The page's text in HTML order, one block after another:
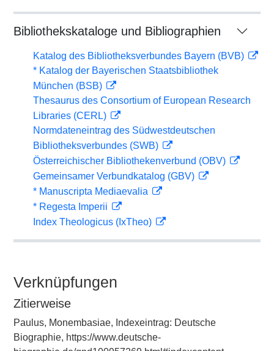
Bibliothekskataloge und Bibliographien
Katalog des Bibliotheksverbundes Bayern (BVB)
* Katalog der Bayerischen Staatsbibliothek
München (BSB)
Thesaurus des Consortium of European Research
Libraries (CERL)
Normdateneintrag des Südwestdeutschen
Bibliotheksverbundes (SWB)
Österreichischer Bibliothekenverbund (OBV)
Gemeinsamer Verbundkatalog (GBV)
* Manuscripta Mediaevalia
* Regesta Imperii
Index Theologicus (IxTheo)
Verknüpfungen
Zitierweise
Paulus, Monembasiae, Indexeintrag: Deutsche
Biographie, https://www.deutsche-